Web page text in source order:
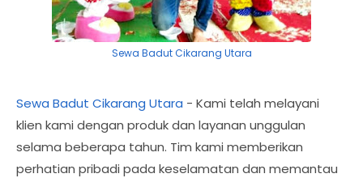
Sewa Badut Cikarang Utara
Sewa Badut Cikarang Utara - Kami telah melayani
klien kami dengan produk dan layanan unggulan
selama beberapa tahun. Tim kami memberikan
perhatian pribadi pada keselamatan dan memantau